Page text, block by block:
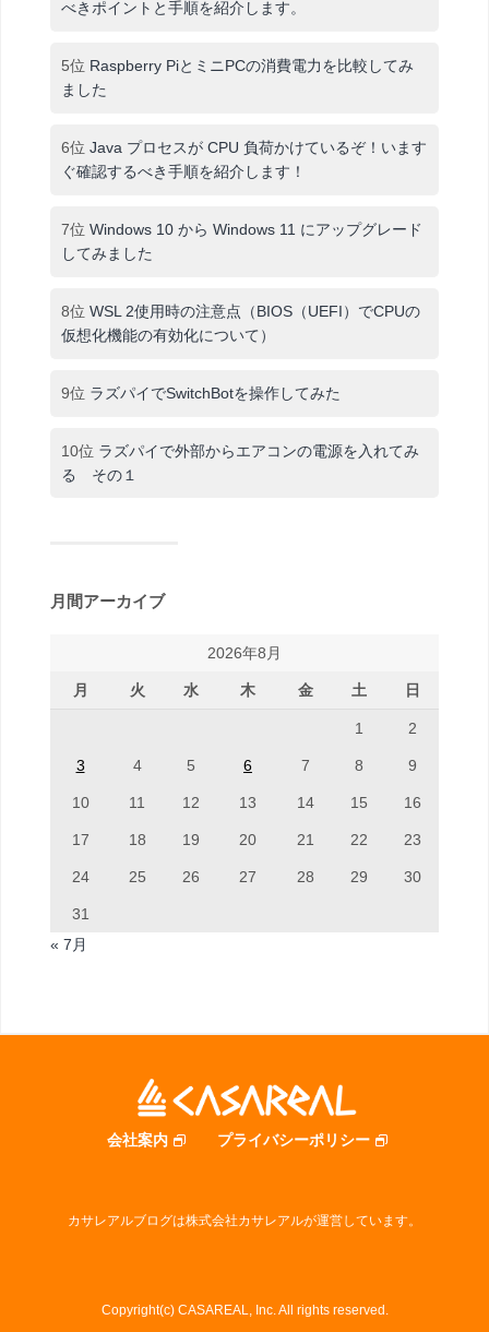
べきポイントと手順を紹介します。
5位 Raspberry PiとミニPCの消費電力を比較してみ
ました
6位 Java プロセスが CPU 負荷かけているぞ！います
ぐ確認するべき手順を紹介します！
7位 Windows 10 から Windows 11 にアップグレード
してみました
8位 WSL 2使用時の注意点（BIOS（UEFI）でCPUの
仮想化機能の有効化について）
9位 ラズパイでSwitchBotを操作してみた
10位 ラズパイで外部からエアコンの電源を入れてみ
る その１
月間アーカイブ
2026年8月
月 火 水 木 金 土 日
1 2
3 4 5 6 7 8 9
10 11 12 13 14 15 16
17 18 19 20 21 22 23
24 25 26 27 28 29 30
31
« 7月
会社案内 プライバシーポリシー
カサレアルブログは株式会社カサレアルが運営しています。
Copyright(c) CASAREAL, Inc. All rights reserved.